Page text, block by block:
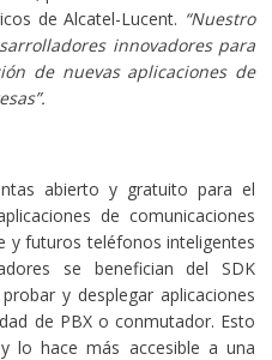
de Alcatel-Lucent. “Nuestro
innovadores para
de nuevas aplicaciones de
abierto y gratuito para el
de comunicaciones
y futuros teléfonos inteligentes
se benefician del SDK
y desplegar aplicaciones
de PBX o conmutador. Esto
lo hace más accesible a una